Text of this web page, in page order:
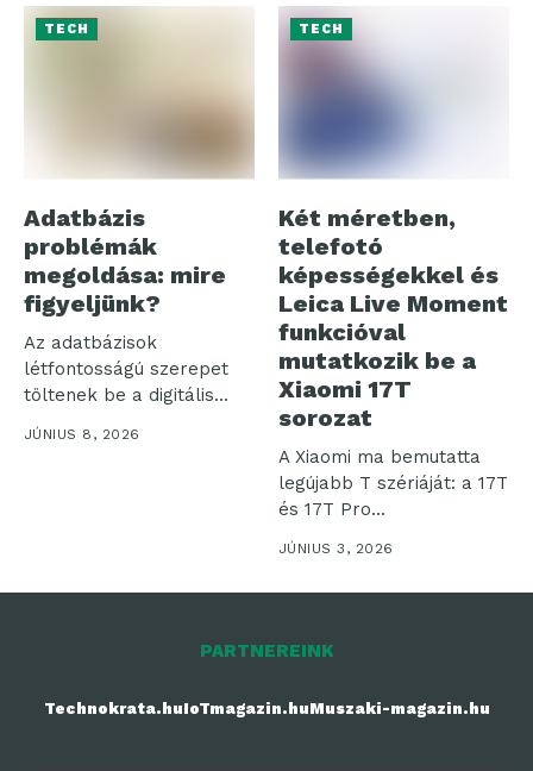
TECH
Adatbázis
problémák
megoldása: mire
figyeljünk?
Az adatbázisok
létfontosságú szerepet
töltenek be a digitális
előfordul, hogy...
JÚNIUS 8, 2026
TECH
Két méretben,
telefotó
képességekkel és
Leica Live Moment
funkcióval
mutatkozik be a
Xiaomi 17T
sorozat
A Xiaomi ma bemutatta
legújabb T szériáját: a 17T
és 17T Pro...
JÚNIUS 3, 2026
PARTNEREINK
Technokrata.huIoTmagazin.huMuszaki-magazin.hu